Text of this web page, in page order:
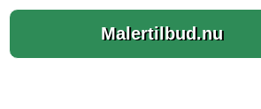
Malertilbud.nu